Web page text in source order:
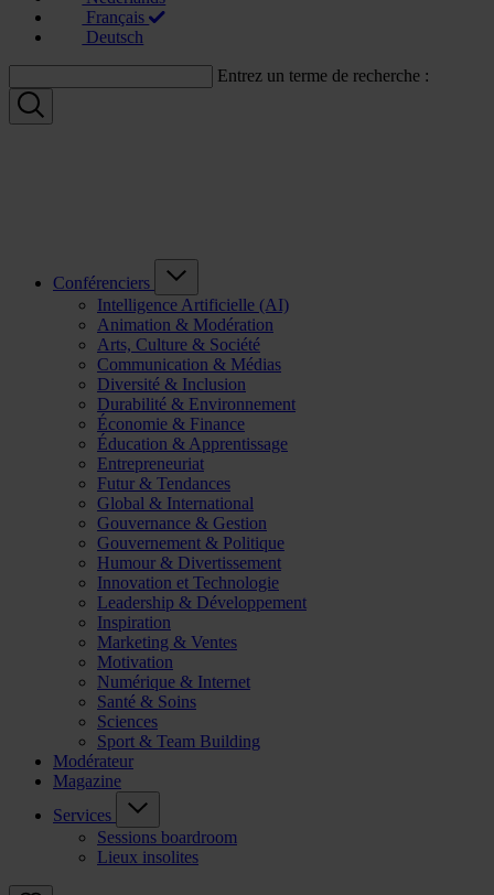
Français
Deutsch
Entrez un terme de recherche :
Conférenciers
Intelligence Artificielle (AI)
Animation & Modération
Arts, Culture & Société
Communication & Médias
Diversité & Inclusion
Durabilité & Environnement
Économie & Finance
Éducation & Apprentissage
Entrepreneuriat
Futur & Tendances
Global & International
Gouvernance & Gestion
Gouvernement & Politique
Humour & Divertissement
Innovation et Technologie
Leadership & Développement
Inspiration
Marketing & Ventes
Motivation
Numérique & Internet
Santé & Soins
Sciences
Sport & Team Building
Modérateur
Magazine
Services
Sessions boardroom
Lieux insolites